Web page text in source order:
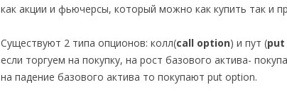
как акции и фьючерсы, который можно как купить так и
Существуют 2 типа опционов: колл(call option) и пут (put
если торгуем на покупку, на рост базового актива-
на падение базового актива то покупают put option.